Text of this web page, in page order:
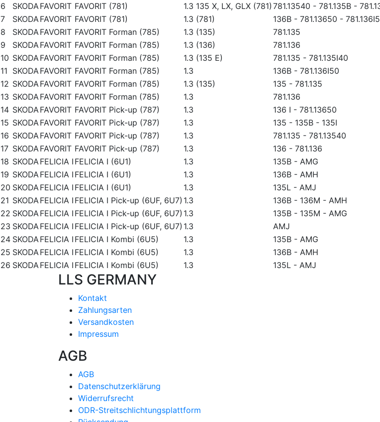
6
SKODAFAVORIT FAVORIT (781) 1.3 135 X, LX, GLX (781) 781.13540 - 781.135B -
7
SKODAFAVORIT FAVORIT (781) 1.3 (781) 136B - 781.13650 -
8
SKODAFAVORIT FAVORIT Forman (785) 1.3 (135) 781.135
9
SKODAFAVORIT FAVORIT Forman (785) 1.3 (136) 781.136
10 SKODAFAVORIT FAVORIT Forman (785) 1.3 (135 E) 781.135 - 781.135I40
11 SKODAFAVORIT FAVORIT Forman (785) 1.3 136B - 781.136I50
12 SKODAFAVORIT FAVORIT Forman (785) 1.3 (135) 135 - 781.135
13 SKODAFAVORIT FAVORIT Forman (785) 1.3 781.136
14 SKODAFAVORIT FAVORIT Pick-up (787) 1.3 136 I - 781.13650
15 SKODAFAVORIT FAVORIT Pick-up (787) 1.3 135 - 135B - 135I
16 SKODAFAVORIT FAVORIT Pick-up (787) 1.3 781.135 - 781.13540
17 SKODAFAVORIT FAVORIT Pick-up (787) 1.3 136 - 781.136
18 SKODAFELICIA I FELICIA I (6U1) 1.3 135B - AMG
19 SKODAFELICIA I FELICIA I (6U1) 1.3 136B - AMH
20 SKODAFELICIA I FELICIA I (6U1) 1.3 135L - AMJ
21 SKODAFELICIA I FELICIA I Pick-up (6UF, 6U7) 1.3 136B - 136M - AMH
22 SKODAFELICIA I FELICIA I Pick-up (6UF, 6U7) 1.3 135B - 135M - AMG
23 SKODAFELICIA I FELICIA I Pick-up (6UF, 6U7) 1.3 AMJ
24 SKODAFELICIA I FELICIA I Kombi (6U5) 1.3 135B - AMG
25 SKODAFELICIA I FELICIA I Kombi (6U5) 1.3 136B - AMH
26 SKODAFELICIA I FELICIA I Kombi (6U5) 1.3 135L - AMJ
LLS GERMANY
Kontakt
Zahlungsarten
Versandkosten
Impressum
AGB
AGB
Datenschutzerklärung
Widerrufsrecht
ODR-Streitschlichtungsplattform